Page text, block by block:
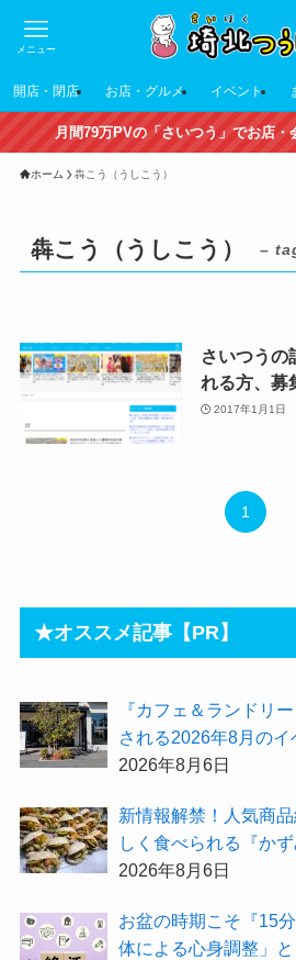
メニュー
開店・閉店 お店・グルメ イベント
月間79万PVの「さいつう」でお店・
ホーム 犇こう（うしこう）
犇こう（うしこう） –
さいつうの
れる方、募
2017年1月1日
1
★オススメ記事【PR】
『カフェ＆ランドリ
される2026年8月の
紹介！
2026年8月6日
新情報解禁！人気商
しく食べられる『か
い天然酵母手作り減塩
2026年8月6日
お盆の時期こそ『15
体による心身調整」